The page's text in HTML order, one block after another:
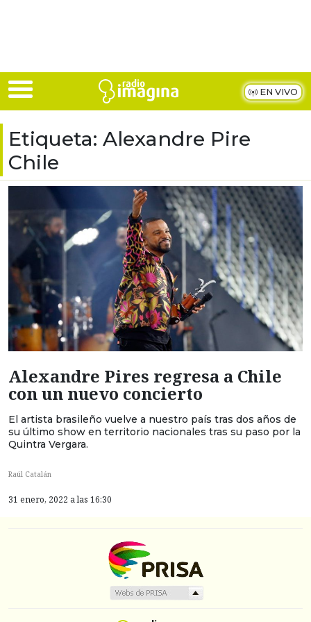
EN VIVO
Etiqueta: Alexandre Pire
Chile
Alexandre Pires regresa a Chile
con un nuevo concierto
El artista brasileño vuelve a nuestro país tras dos años de
su último show en territorio nacionales tras su paso por la
Quintra Vergara.
Raúl Catalán
31 enero, 2022 a las 16:30